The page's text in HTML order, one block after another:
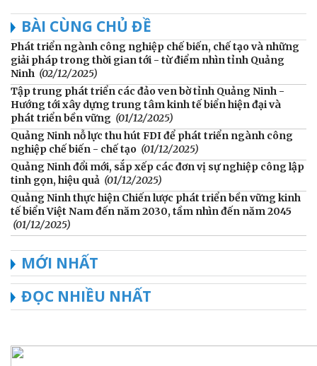
BÀI CÙNG CHỦ ĐỀ
Phát triển ngành công nghiệp chế biến, chế tạo và những
giải pháp trong thời gian tới - từ điểm nhìn tỉnh Quảng
Ninh (02/12/2025)
Tập trung phát triển các đảo ven bờ tỉnh Quảng Ninh -
Hướng tới xây dựng trung tâm kinh tế biển hiện đại và
phát triển bền vững (01/12/2025)
Quảng Ninh nỗ lực thu hút FDI để phát triển ngành công
nghiệp chế biến - chế tạo (01/12/2025)
Quảng Ninh đổi mới, sắp xếp các đơn vị sự nghiệp công lập
tinh gọn, hiệu quả (01/12/2025)
Quảng Ninh thực hiện Chiến lược phát triển bền vững kinh
tế biển Việt Nam đến năm 2030, tầm nhìn đến năm 2045
(01/12/2025)
MỚI NHẤT
ĐỌC NHIỀU NHẤT